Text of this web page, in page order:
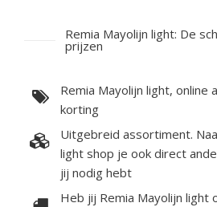
Remia Mayolijn light: De
prijzen
Remia Mayolijn light, online
korting
Uitgebreid assortiment.
light shop je ook direct
jij nodig hebt
Heb jij Remia Mayolijn light